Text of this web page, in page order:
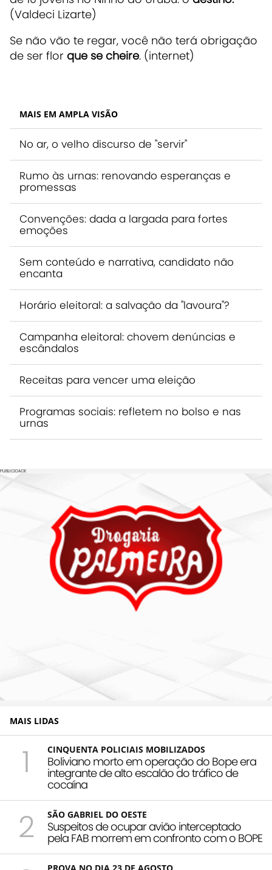
(Valdeci Lizarte)
Se não vão te regar, você não terá obrigação
de ser flor que se cheire. (internet)
MAIS EM AMPLA VISÃO
No ar, o velho discurso de "servir"
Rumo às urnas: renovando esperanças e
promessas
Convenções: dada a largada para fortes
emoções
Sem conteúdo e narrativa, candidato não
encanta
Horário eleitoral: a salvação da "lavoura"?
Campanha eleitoral: chovem denúncias e
escândalos
Receitas para vencer uma eleição
Programas sociais: refletem no bolso e nas
urnas
PUBLICIDADE
MAIS LIDAS
1 CINQUENTA POLICIAIS MOBILIZADOS
Boliviano morto em operação do Bope era
integrante de alto escalão do tráfico de
cocaína
2 SÃO GABRIEL DO OESTE
Suspeitos de ocupar avião interceptado
pela FAB morrem em confronto com o BOPE